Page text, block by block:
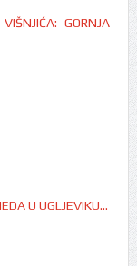
GORNJA
U UGLJEVIKU…